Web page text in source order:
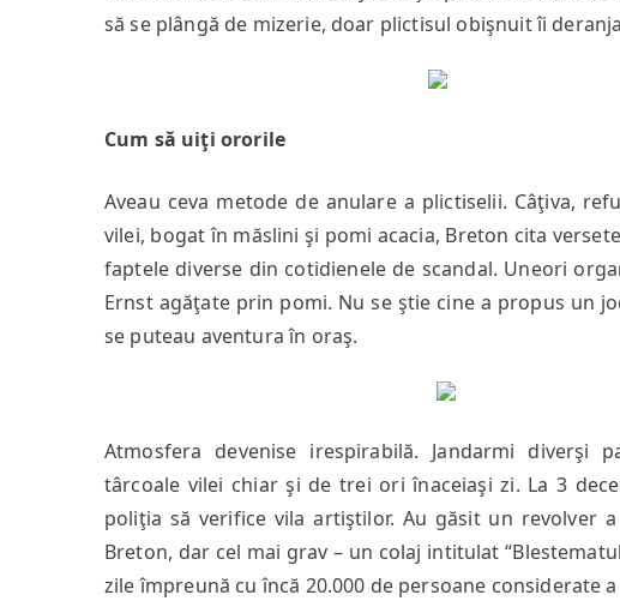
să se plângă de mizerie, doar plictisul obişnuit îi
Cum să uiţi ororile
Aveau ceva metode de anulare a plictiselii. Câţiva,
vilei, bogat în măslini şi pomi acacia, Breton cita
faptele diverse din cotidienele de scandal. Uneori
Ernst agăţate prin pomi. Nu se ştie cine a propus un
se puteau aventura în oraş.
Atmosfera devenise irespirabilă. Jandarmi diverşi
târcoale vilei chiar şi de trei ori înaceiaşi zi. La 3
poliţia să verifice vila artiştilor. Au găsit un revolver
Breton, dar cel mai grav – un colaj intitulat
zile împreună cu încă 20.000 de persoane considerate